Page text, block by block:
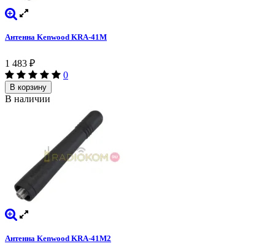
Антенна Kenwood KRA-41M
1 483 ₽
0
В корзину
В наличии
Антенна Kenwood KRA-41M2